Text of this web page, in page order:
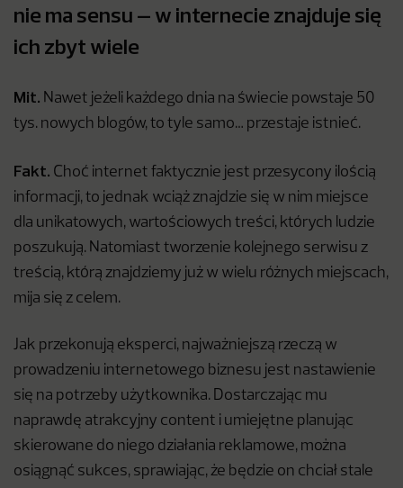
nie ma sensu – w internecie znajduje się
ich zbyt wiele
Mit. Nawet jeżeli każdego dnia na świecie powstaje 50
tys. nowych blogów, to tyle samo… przestaje istnieć.
Fakt. Choć internet faktycznie jest przesycony ilością
informacji, to jednak wciąż znajdzie się w nim miejsce
dla unikatowych, wartościowych treści, których ludzie
poszukują. Natomiast tworzenie kolejnego serwisu z
treścią, którą znajdziemy już w wielu różnych miejscach,
mija się z celem.
Jak przekonują eksperci, najważniejszą rzeczą w
prowadzeniu internetowego biznesu jest nastawienie
się na potrzeby użytkownika. Dostarczając mu
naprawdę atrakcyjny content i umiejętne planując
skierowane do niego działania reklamowe, można
osiągnąć sukces, sprawiając, że będzie on chciał stale